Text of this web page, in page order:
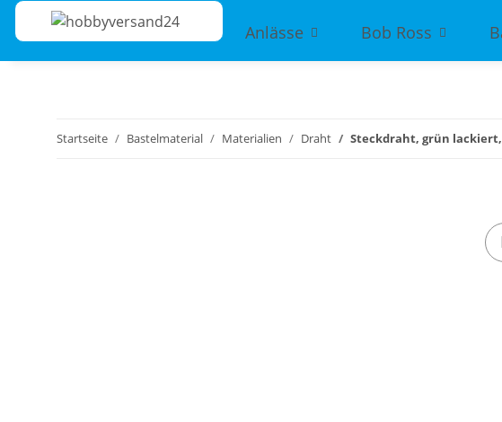
Anlässe Bob Ross
Startseite Bastelmaterial Materialien Draht Steckdraht, grün lackiert,